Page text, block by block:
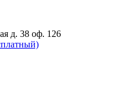
д. 38 оф. 126